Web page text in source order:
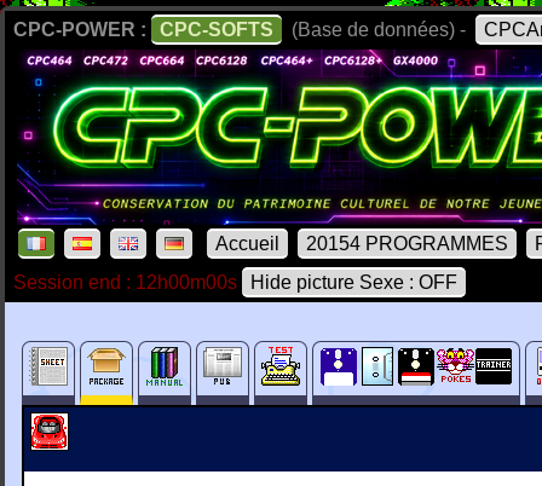
CPC-POWER : CPC-SOFTS (Base de données) -
Accueil 20154 PROGRAMMES
Session end : 12h00m00s
Hide picture Sexe : OFF